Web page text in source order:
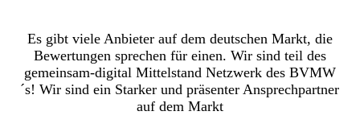
Es gibt viele Anbieter auf dem deutschen Markt, die
Bewertungen sprechen für einen. Wir sind teil des
gemeinsam-digital Mittelstand Netzwerk des BVMW
´s! Wir sind ein Starker und präsenter Ansprechpartner
auf dem Markt